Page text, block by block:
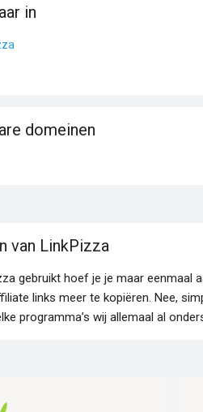
in
domeinen
van LinkPizza
gebruikt hoef je je maar eenmaal
links meer te kopiëren. Nee,
programma’s wij allemaal al